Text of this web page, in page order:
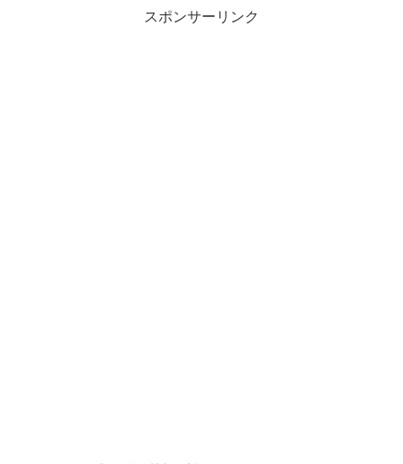
スポンサーリンク